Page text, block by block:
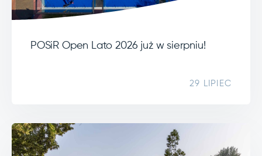
POSiR Open Lato 2026 już w sierpniu!
29 LIPIEC